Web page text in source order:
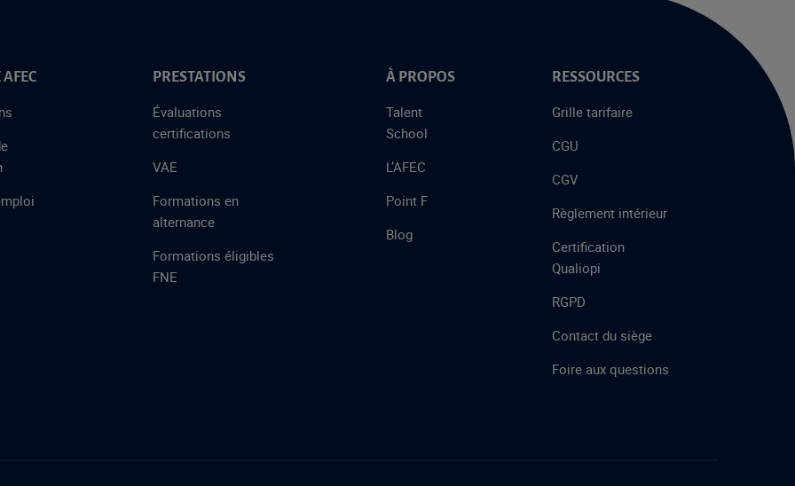
PRESTATIONS
Évaluations
certifications
VAE
Formations en
alternance
Formations éligibles
FNE
À PROPOS
Talent
School
L’AFEC
Point F
Blog
RESSOURCES
Grille tarifaire
CGU
CGV
Règlement intérieur
Certification
Qualiopi
RGPD
Contact du siège
Foire aux questions